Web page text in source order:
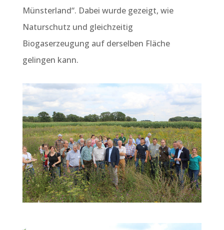
Münsterland“. Dabei wurde gezeigt, wie
Naturschutz und gleichzeitig
Biogaserzeugung auf derselben Fläche
gelingen kann.